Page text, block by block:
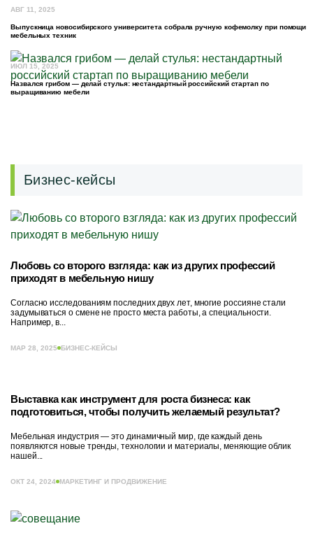
АВГ 11, 2025
Выпускница новосибирского университета собрала ручную кофемолку при помощи
мебельных техник
ИЮЛ 15, 2025
Назвался грибом — делай стулья: нестандартный российский стартап по
выращиванию мебели
Бизнес-кейсы
Любовь со второго взгляда: как из других профессий
приходят в мебельную нишу
Согласно исследованиям последних двух лет, многие россияне стали
задумываться о смене не просто места работы, а специальности.
Например, в...
МАР 28, 2025 БИЗНЕС-КЕЙСЫ
Выставка как инструмент для роста бизнеса: как
подготовиться, чтобы получить желаемый результат?
Мебельная индустрия — это динамичный мир, где каждый день
появляются новые тренды, технологии и материалы, меняющие облик
нашей...
ОКТ 24, 2024 МАРКЕТИНГ И ПРОДВИЖЕНИЕ